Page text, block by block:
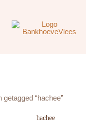
getagged “hachee”
hachee